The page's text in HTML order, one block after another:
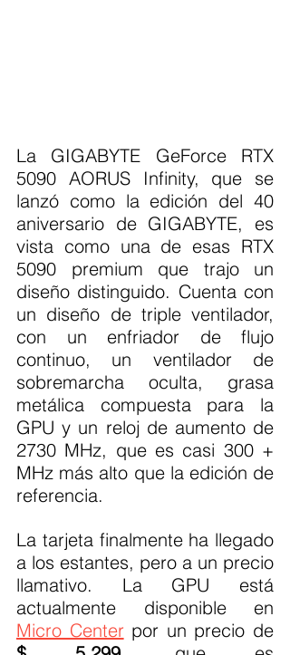
La GIGABYTE GeForce RTX
5090 AORUS Infinity, que se
lanzó como la edición del 40
aniversario de GIGABYTE, es
vista como una de esas RTX
5090 premium que trajo un
diseño distinguido. Cuenta con
un diseño de triple ventilador,
con un enfriador de flujo
continuo, un ventilador de
sobremarcha oculta, grasa
metálica compuesta para la
GPU y un reloj de aumento de
2730 MHz, que es casi 300 +
MHz más alto que la edición de
referencia.
La tarjeta finalmente ha llegado
a los estantes, pero a un precio
llamativo. La GPU está
Micro Center